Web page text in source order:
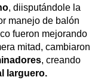
, diisputándole la
manejo de balón
fueron mejorando
mitad, cambiaron
, creando
larguero.